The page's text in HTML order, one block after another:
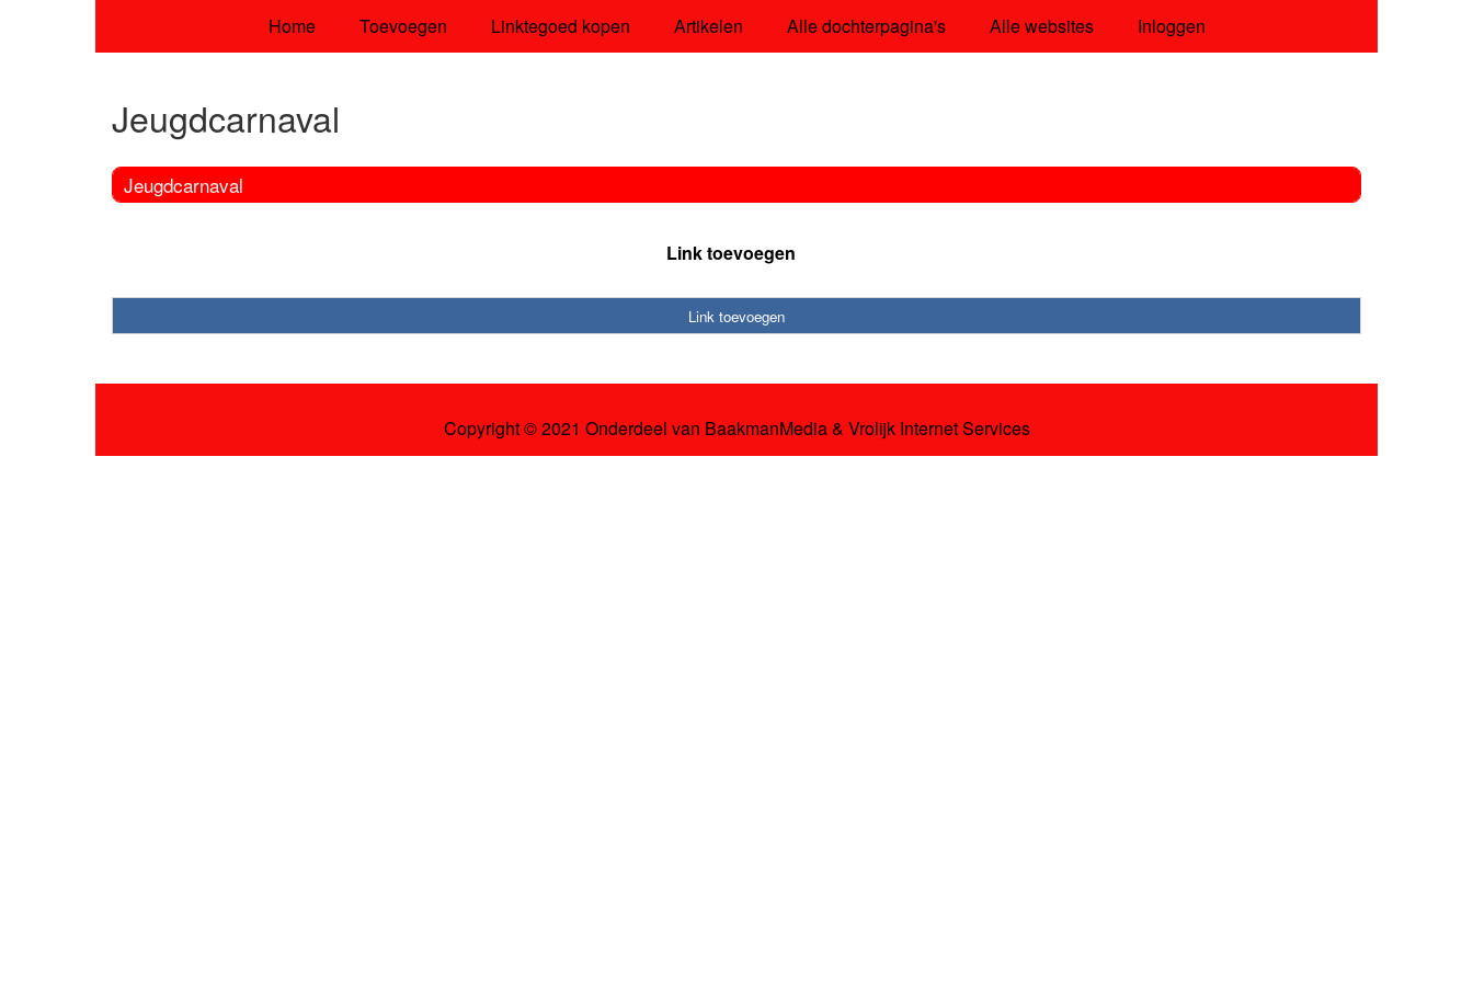
Home Toevoegen Linktegoed kopen Artikelen Alle dochterpagina's Alle websites Inloggen
Jeugdcarnaval
Jeugdcarnaval
Link toevoegen
Link toevoegen
Copyright © 2021 Onderdeel van BaakmanMedia& Vrolijk Internet Services